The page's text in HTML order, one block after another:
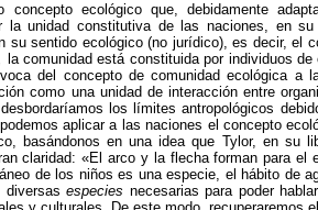
concepto ecológico que, debidamente
la unidad constitutiva de las naciones, en
su sentido ecológico (no jurídico), es decir, el
la comunidad está constituida por individuos
del concepto de comunidad ecológica a
como una unidad de interacción entre
los límites antropológicos
aplicar a las naciones el concepto
basándonos en una idea que Tylor, en su
claridad: «El arco y la flecha forman para el
de los niños es una especie, el hábito de
diversasespecies necesarias para poder